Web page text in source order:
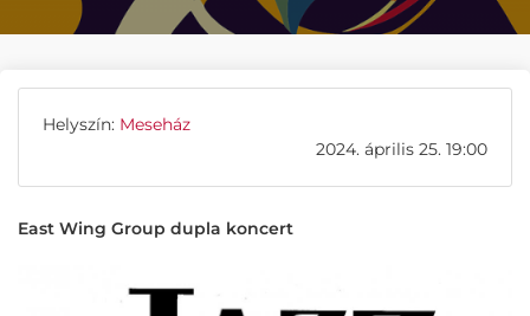
Helyszín: Meseház
2024. április 25. 19:00
East Wing Group dupla koncert